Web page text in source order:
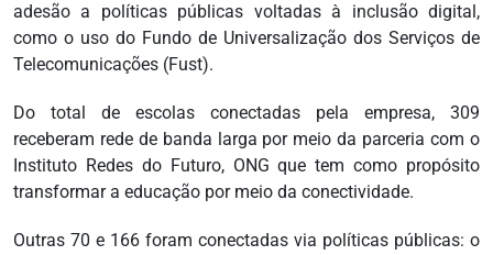
adesão a políticas públicas voltadas à inclusão digital,
como o uso do Fundo de Universalização dos Serviços de
Telecomunicações (Fust).
Do total de escolas conectadas pela empresa, 309
receberam rede de banda larga por meio da parceria com o
Instituto Redes do Futuro, ONG que tem como propósito
transformar a educação por meio da conectividade.
Outras 70 e 166 foram conectadas via políticas públicas: o